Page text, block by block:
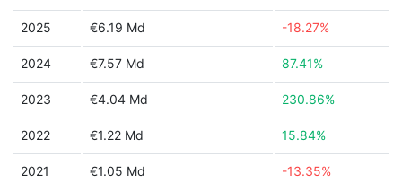
2025 €6.19 Md -18.27%
2024 €7.57 Md 87.41%
2023 €4.04 Md 230.86%
2022 €1.22 Md 15.84%
2021 €1.05 Md -13.35%